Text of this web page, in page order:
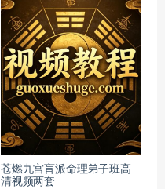
苍燃九宫盲派命理弟子班高
清视频两套